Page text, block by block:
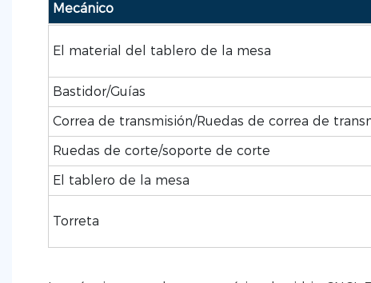
Mecánico
El material del tablero de la mesa
Bastidor/Guías
Correa de transmisión/Ruedas de correa de
Ruedas de corte/soporte de corte
El tablero de la mesa
Torreta